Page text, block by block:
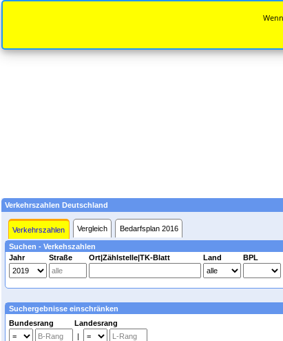
Verkehrszahlen Deutschland
Verkehrszahlen Vergleich Bedarfsplan 2016
Suchen - Verkehszahlen
Jahr
Straße Ort|Zählstelle|TK-Blatt Land BPL
Suchergebnisse einschränken
Bundesrang Landesrang
|